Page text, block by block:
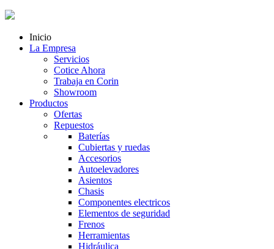
Inicio
La Empresa
Servicios
Cotice Ahora
Trabaja en Corin
Showroom
Productos
Ofertas
Repuestos
Baterías
Cubiertas y ruedas
Accesorios
Autoelevadores
Asientos
Chasis
Componentes electricos
Elementos de seguridad
Frenos
Herramientas
Hidráulica